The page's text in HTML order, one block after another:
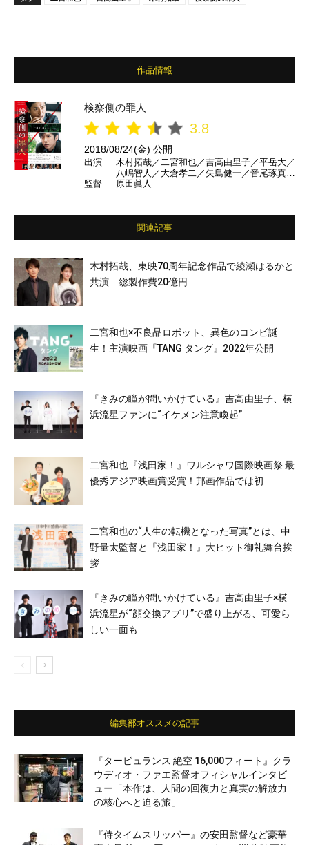
作品情報
検察側の罪人
3.8
2018/08/24(金) 公開
出演
木村拓哉／二宮和也／吉高由里子／平岳大／
八嶋智人／大倉孝二／矢島健一／音尾琢真／
キムラ緑子／芦名星／山崎紘菜／松重豊／山
監督 原田眞人
関連記事
木村拓哉、東映70周年記念作品で綾瀬はるかと
共演 総製作費20億円
二宮和也×不良品ロボット、異色のコンビ誕
生！主演映画『TANG タング』2022年公開
『きみの瞳が問いかけている』吉高由里子、横
浜流星ファンに“イケメン注意喚起”
二宮和也『浅田家！』ワルシャワ国際映画祭 最
優秀アジア映画賞受賞！邦画作品では初
二宮和也の“人生の転機となった写真”とは、中
野量太監督と『浅田家！』大ヒット御礼舞台挨
拶
『きみの瞳が問いかけている』吉高由里子×横
浜流星が“顔交換アプリ”で盛り上がる、可愛ら
しい一面も
編集部オススメの記事
『タービュランス 絶空 16,000フィート』クラ
ウディオ・ファエ監督オフィシャルインタビ
ュー「本作は、人間の回復力と真実の解放力
の核心へと迫る旅」
『侍タイムスリッパー』の安田監督など豪華